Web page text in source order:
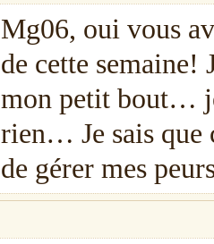
Mg06, oui vous
de cette semaine!
mon petit bout…
rien… Je sais que
de gérer mes